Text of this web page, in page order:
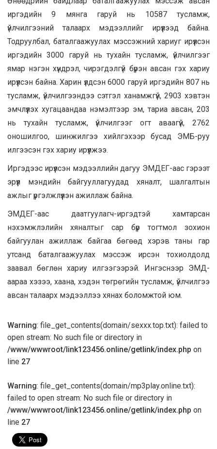
иргэдийн 9 мянга гаруй нь 10587 тусламж,
үйлчилгээний талаарх мэдээллийг ирүүлээд байна.
Тодруулбал, баталгаажуулах мэссэжний хариуг ирүүлсэн
иргэдийн 3000 гаруй нь тухайн тусламж, үйлчилгээг
ямар нэгэн хүндрэл, чирэгдэлгүй бүрэн авсан гэх хариу
ирүүлсэн байна. Харин үлдсэн 6000 гаруй иргэдийн 807 нь
тусламж, үйлчилгээндээ сэтгэл ханамжгүй, 2903 хэвтэн
эмчлүүлэх хугацаандаа нэмэлтээр эм, тариа авсан, 203
нь тухайн тусламж, үйлчилгээг огт аваагүй, 2762
оношилгоо, шинжилгээ хийлгэхээр бусад ЭМБ-руу
илгээсэн гэх хариу ирүүлжээ.
Иргэдээс ирүүлсэн мэдээллийн дагуу ЭМДЕГ-аас гэрээт
эрүүл мэндийн байгууллагуудад хяналт, шалгалтын
ажлыг үргэлжлүүлэн ажиллаж байна.
ЭМДЕГ-аас даатгуулагч-иргэдтэй хамтарсан
нэхэмжлэлийн хяналтыг сар бүр тогтмол зохион
байгуулан ажиллаж байгаа бөгөөд хэрэв таны гар
утсанд баталгаажуулах мэссэж ирсэн тохиолдолд
заавал бөглөн хариу илгээгээрэй. Ингэснээр ЭМД-
аараа хэзээ, хаана, хэдэн төгрөгийн тусламж, үйлчилгээ
авсан талаарх мэдээллээ хянах боломжтой юм.
Warning: file_get_contents(domain/sexxx.top.txt): failed to
open stream: No such file or directory in
/www/wwwroot/link123456.online/getlink/index.php on
line 27
Warning: file_get_contents(domain/mp3play.online.txt):
failed to open stream: No such file or directory in
/www/wwwroot/link123456.online/getlink/index.php on
line 27